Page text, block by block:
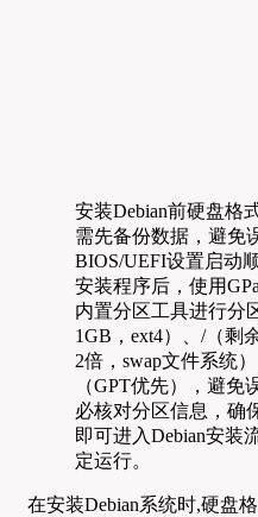
安装Debian前硬盘格
需先备份数据，避免
BIOS/UEFI设置启动
安装程序后，使用
内置分区工具进行分
1GB，ext4）、/（剩
2倍，swap文件系统
（GPT优先），避
必核对分区信息，确
即可进入Debian安装
定运行。
在安装Debian系统时,硬盘